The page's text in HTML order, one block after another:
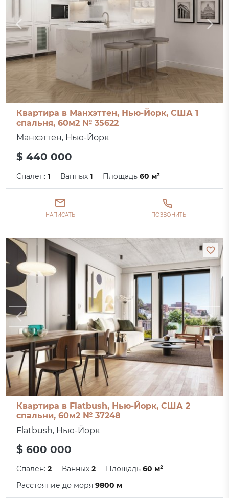
Квартира в Манхэттен, Нью-Йорк, США 1
спальня, 60м2 № 35622
Манхэттен, Нью-Йорк
$ 440 000
Спален:1 Ванных1 Площадь60 м²
НАПИСАТЬ ПОЗВОНИТЬ
Квартира в Flatbush, Нью-Йорк, США 2
спальни, 60м2 № 37248
Flatbush, Нью-Йорк
$ 600 000
Спален:2 Ванных2 Площадь60 м²
Расстояние до моря9800 м